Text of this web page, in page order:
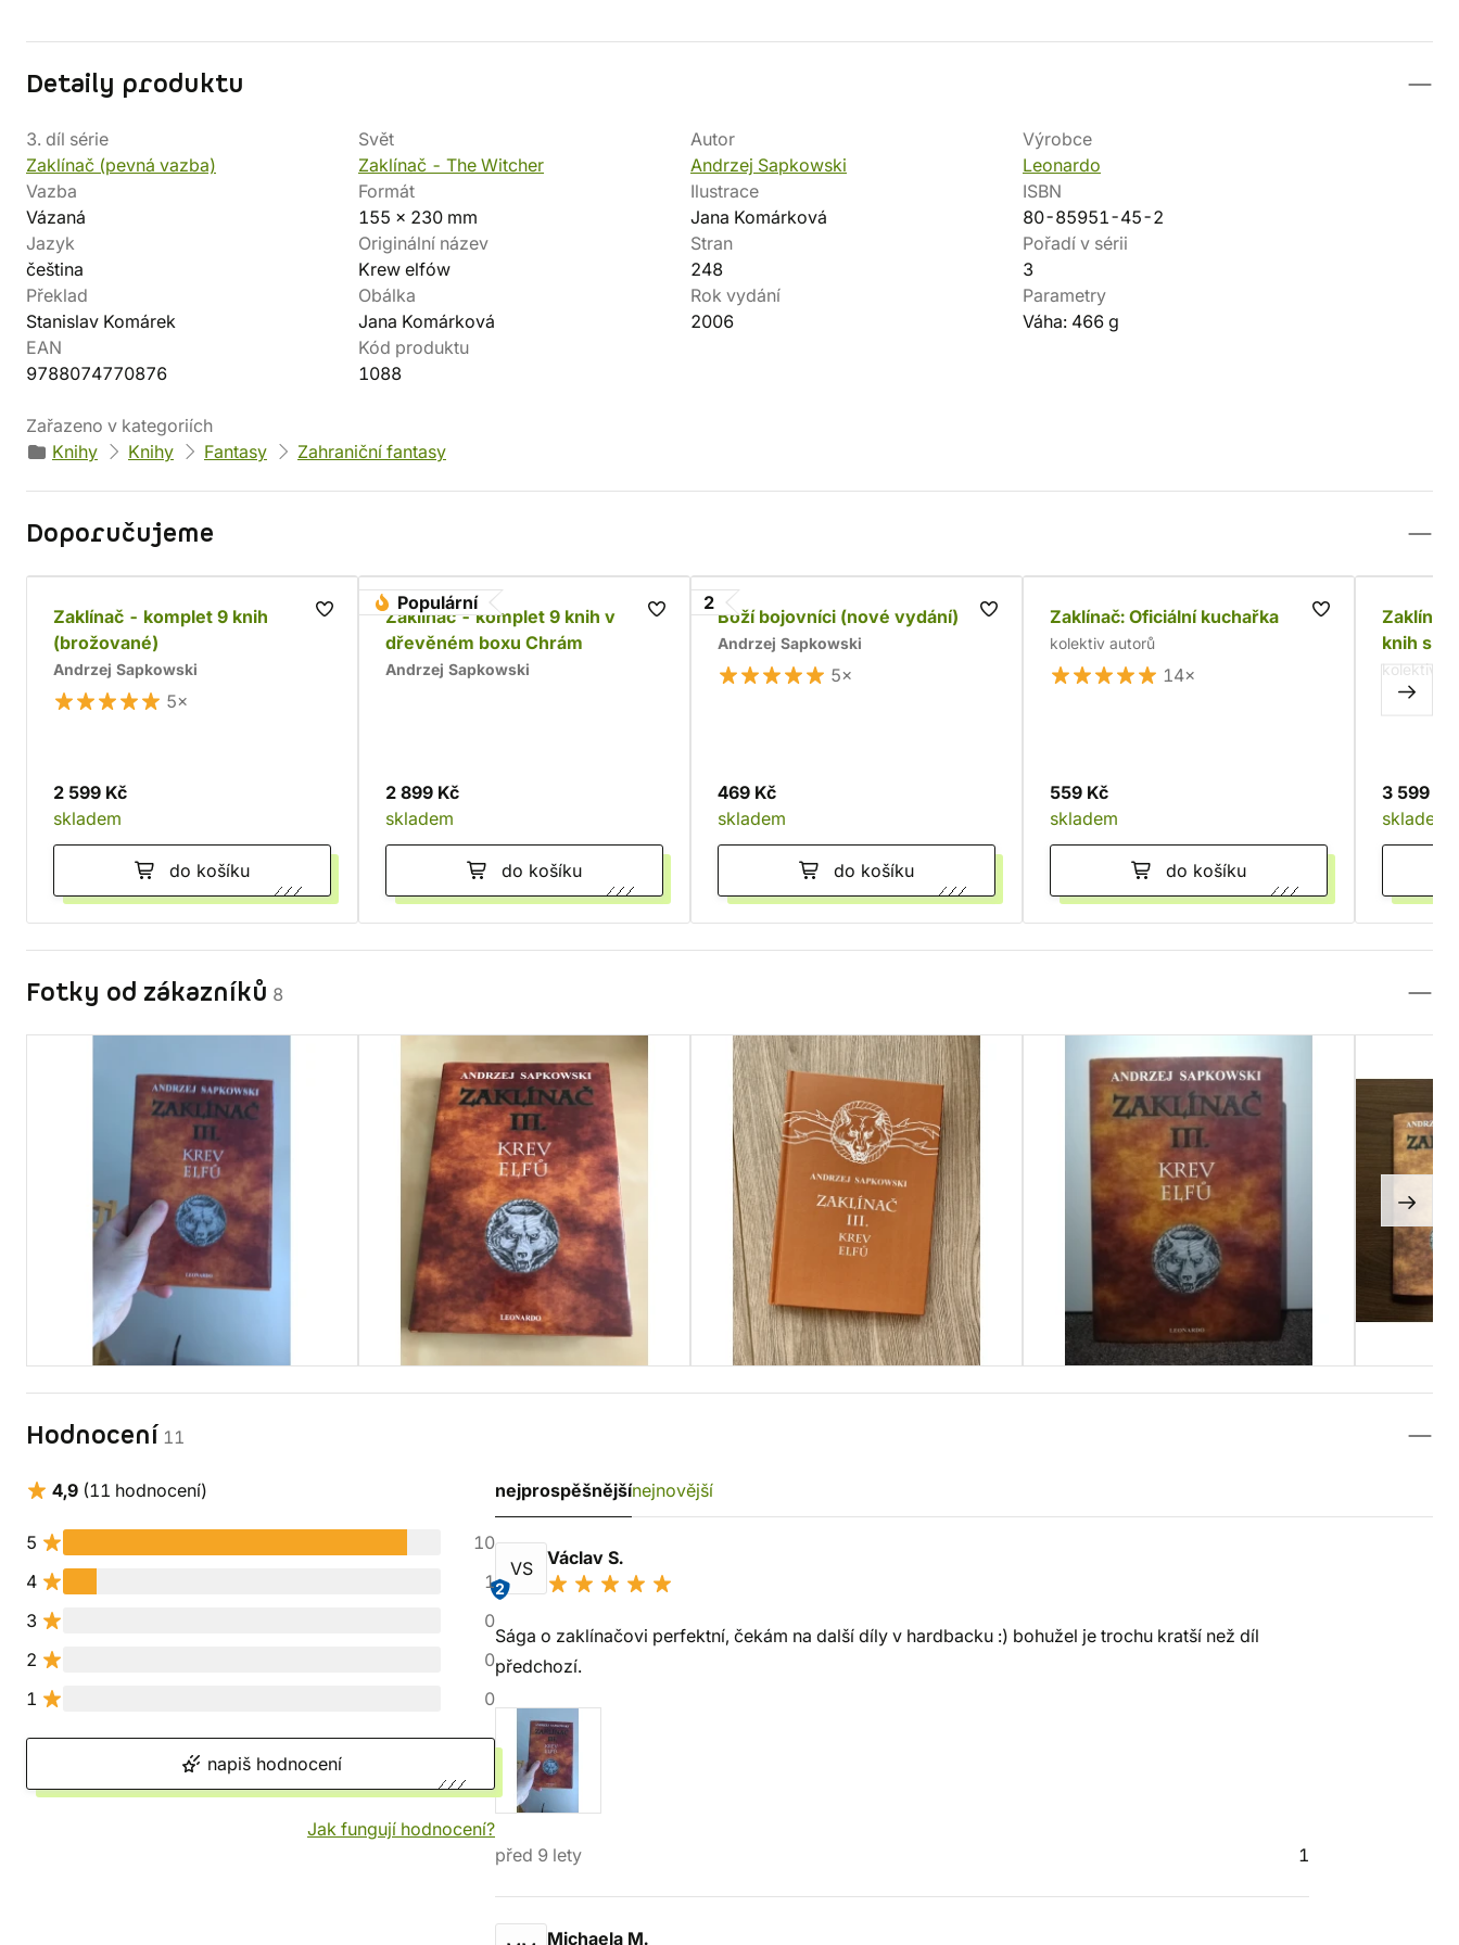
Detaily produktu
3. díl série
Zaklínač (pevná vazba)
Svět
Zaklínač - The Witcher
Autor
Andrzej Sapkowski
Výrobce
Leonardo
Vazba
Vázaná
Formát
155 x 230 mm
Ilustrace
Jana Komárková
ISBN
80-85951-45-2
Jazyk
čeština
Originální název
Krew elfów
Stran
248
Pořadí v sérii
3
Překlad
Stanislav Komárek
Obálka
Jana Komárková
Rok vydání
2006
Parametry
Váha: 466 g
EAN
9788074770876
Kód produktu
1088
Zařazeno v kategoriích
Knihy
Knihy Fantasy Zahraniční fantasy
Doporučujeme
Zaklínač - komplet 9 knih
(brožované)
Andrzej Sapkowski
5×
2 599 Kč
skladem
do košíku
Populární
Zaklínač - komplet 9 knih v
dřevěném boxu Chrám
Andrzej Sapkowski
2 899 Kč
skladem
do košíku
2
Boží bojovníci (nové vydání)
Andrzej Sapkowski
5×
469 Kč
skladem
do košíku
Zaklínač: Oficiální kuchařka
kolektiv autorů
14×
559 Kč
skladem
do košíku
knih s
kolektiv
3 599 Kč
skladem
Fotky od zákazníků 8
Hodnocení 11
4,9 (11 hodnocení)
5
10
4
1
3
0
2
0
1
0
napiš hodnocení
Jak fungují hodnocení?
nejprospěšnějšínejnovější
VS
2
Václav S.
Sága o zaklínačovi perfektní, čekám na další díly v hardbacku :) bohužel je trochu kratší než díl
předchozí.
před 9 lety 1
Michaela M.